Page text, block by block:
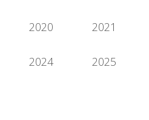
2020 2021
2024 2025